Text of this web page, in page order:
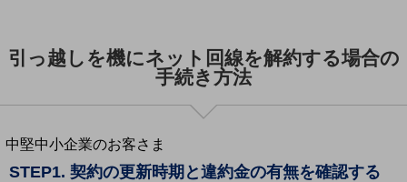
セミナー
開催・出展する各種セミナー、イベント情報をご紹介します
中堅中小企業のお客さま
NTTドコモビジネスウォッチ
引っ越しを機にネット回線を解約する場合の
手続き方法
STEP1. 契約の更新時期と違約金の有無を確認する